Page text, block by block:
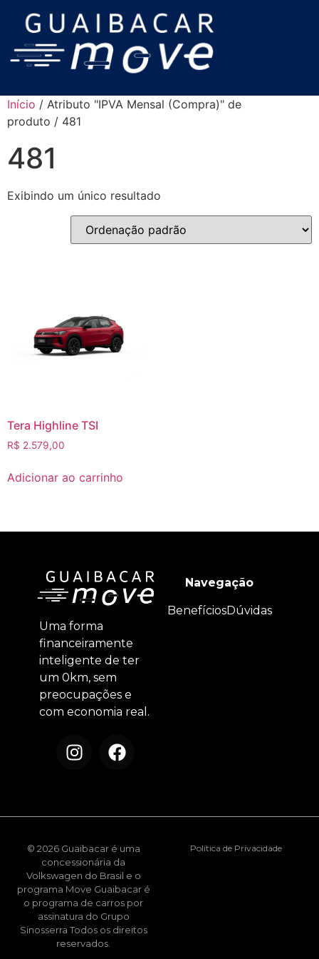
Início / Atributo "IPVA Mensal (Compra)" de
produto / 481
481
Exibindo um único resultado
Tera Highline TSI
R$ 2.579,00
Adicionar ao carrinho
Uma forma
financeiramente
inteligente de ter
um 0km, sem
preocupações e
com economia real.
Navegação
BenefíciosDúvidas
© 2026 Guaibacar é uma
concessionária da
Volkswagen do Brasil e o
programa Move Guaibacar é
o programa de carros por
assinatura do Grupo
Sinosserra Todos os direitos
reservados.
Política de Privacidade